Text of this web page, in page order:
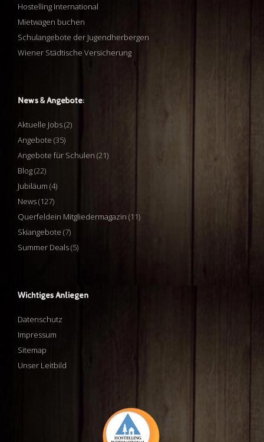
Hostelling International
Mietwagen buchen
Schulangebote der Jugendherbergen
Wiener Städtische Versicherung
News & Angebote:
Aktuelle Jobs(2)
Angebote (35)
Angebote für Schulen (21)
Blog(22)
Jubiläum (4)
News(127)
Querfeldein Mitgliedermagazin (11)
Skiangebote (7)
Summer Deals(5)
Wichtiges Anliegen
Datenschutz
Impressum
Sitemap
Unser Leitbild